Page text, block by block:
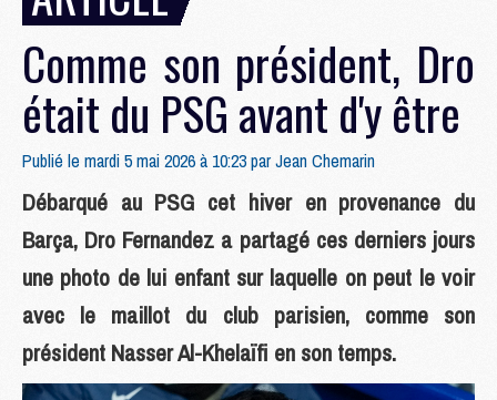
Comme son président, Dro
était du PSG avant d'y être
Publié le mardi 5 mai 2026 à 10:23 parJean Chemarin
Débarqué au PSG cet hiver en provenance du
Barça, Dro Fernandez a partagé ces derniers jours
une photo de lui enfant sur laquelle on peut le voir
avec le maillot du club parisien, comme son
président Nasser Al-Khelaïfi en son temps.